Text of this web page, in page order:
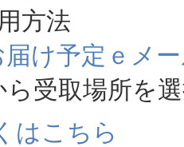
方法
届け予定ｅメ
ら受取場所を
はこちら